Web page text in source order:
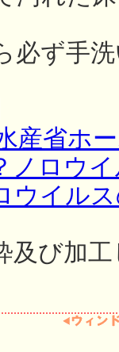
ず手
産省ホ
ノロウ
ウイル
及び加